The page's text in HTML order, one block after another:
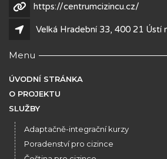
https://centrumcizincu.cz/
Velká Hradební 33, 400 21 Ústí
Menu
ÚVODNÍ STRÁNKA
O PROJEKTU
SLUŽBY
Adaptačně-integrační kurzy
Poradenství pro cizince